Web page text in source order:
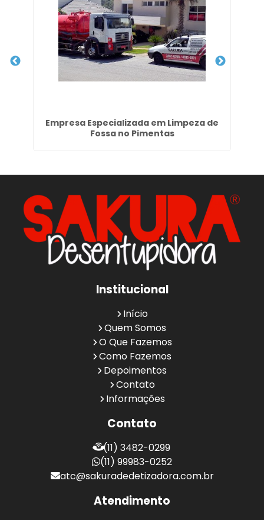
Empresa Especializada em Limpeza de
Fossa no Pimentas
Institucional
Início
Quem Somos
O Que Fazemos
Como Fazemos
Depoimentos
Contato
Informações
Contato
(11) 3482-0299
(11) 99983-0252
atc@sakuradedetizadora.com.br
Atendimento